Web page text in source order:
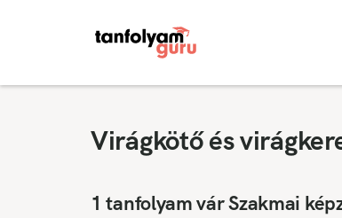
Virágkötő és
1 tanfolyam vár Szakmai